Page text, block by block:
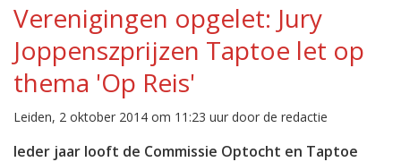
Verenigingen opgelet: Jury
Joppenszprijzen Taptoe let op
thema 'Op Reis'
Leiden, 2 oktober 2014 om 11:23 uur door de redactie
Ieder jaar looft de Commissie Optocht en Taptoe